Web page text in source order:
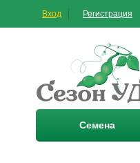
Вход Регистрация
Семена